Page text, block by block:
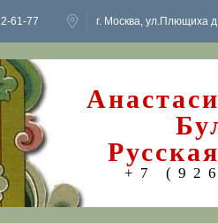
61-77 г. Москва, ул.Плющиха
+7